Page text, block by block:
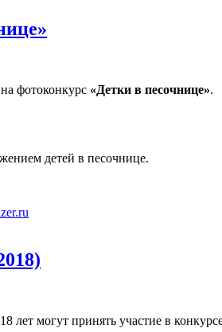
фотоконкурс «Детки в песочнице».
детей в песочнице.
лет могут принять участие в